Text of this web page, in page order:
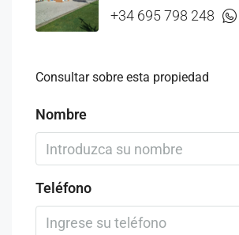
+34 695 798 248
Consultar sobre esta propiedad
Nombre
Teléfono